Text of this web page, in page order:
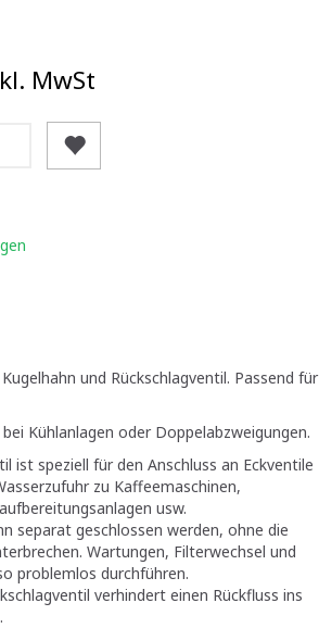
MwSt
und Rückschlagventil. Passend für
Kühlanlagen oder Doppelabzweigungen.
ist speziell für den Anschluss an Eckventile
zu Kaffeemaschinen,
usw.
separat geschlossen werden, ohne die
Wartungen, Filterwechsel und
problemlos durchführen.
verhindert einen Rückfluss ins